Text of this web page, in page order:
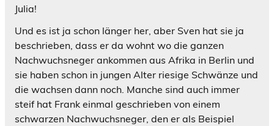
Julia!
Und es ist ja schon länger her, aber Sven hat sie ja
beschrieben, dass er da wohnt wo die ganzen
Nachwuchsneger ankommen aus Afrika in Berlin und
sie haben schon in jungen Alter riesige Schwänze und
die wachsen dann noch. Manche sind auch immer
steif hat Frank einmal geschrieben von einem
schwarzen Nachwuchsneger, den er als Beispiel